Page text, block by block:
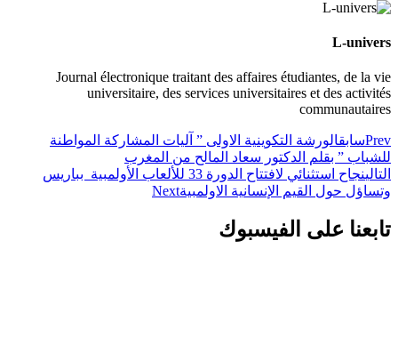
L-univers
Journal électronique traitant des affaires étudiantes, de la vie
universitaire, des services universitaires et des activités
communautaires
Prevسابقالورشة التكوينية الاولى ” آليات المشاركة المواطنة
للشباب ” بقلم الدكتور سعاد المالح من المغرب
التالي
نجاح استثنائي لافتتاح الدورة 33 للألعاب الأولمبية بباريس
وتساؤل حول القيم الإنسانية الاولمبيةNext
تابعنا على الفيسبوك